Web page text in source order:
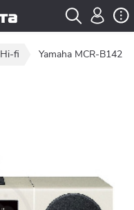
Hi-fi Yamaha MCR-B142